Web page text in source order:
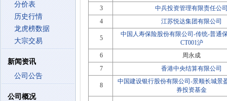
分价表
历史行情
龙虎榜数据
大宗交易
新闻资讯
公司公告
公司概况
3
中兵投资管理有限责任公
4
江苏悦达集团有限公司
5
中国人寿保险股份有限公司-传统-普通
CT001沪
6
周永成
7
香港中央结算有限公司
8
中国建设银行股份有限公司-景顺长城景
券投资基金